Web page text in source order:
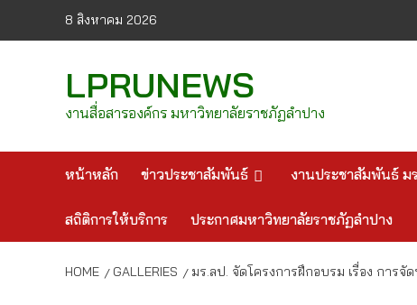
8 สิงหาคม 2026
LPRUNEWS
งานสื่อสารองค์กร มหาวิทยาลัยราชภัฏลำปาง
หน้าหลัก ข่าวประชาสัมพันธ์ งานประชาสัมพันธ์ ม
สถิติการให้บริการ ประกาศมหาวิทยาลัยราชภัฏลำปาง
HOME GALLERIES มร.ลป. จัดโครงการฝึกอบรม เรื่อง การ